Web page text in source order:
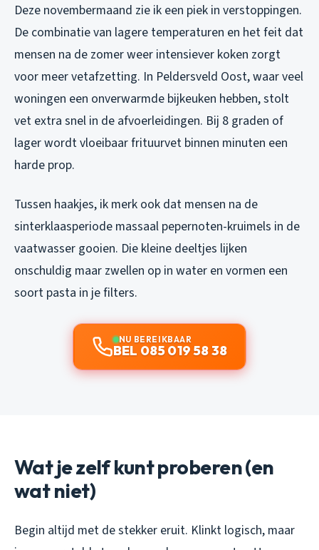
Deze novembermaand zie ik een piek in verstoppingen.
De combinatie van lagere temperaturen en het feit dat
mensen na de zomer weer intensiever koken zorgt
voor meer vetafzetting. In Peldersveld Oost, waar veel
woningen een onverwarmde bijkeuken hebben, stolt
vet extra snel in de afvoerleidingen. Bij 8 graden of
lager wordt vloeibaar frituurvet binnen minuten een
harde prop.
Tussen haakjes, ik merk ook dat mensen na de
sinterklaasperiode massaal pepernoten-kruimels in de
vaatwasser gooien. Die kleine deeltjes lijken
onschuldig maar zwellen op in water en vormen een
soort pasta in je filters.
NU BEREIKBAAR
BEL 085 019 58 38
Wat je zelf kunt proberen (en
wat niet)
Begin altijd met de stekker eruit. Klinkt logisch, maar